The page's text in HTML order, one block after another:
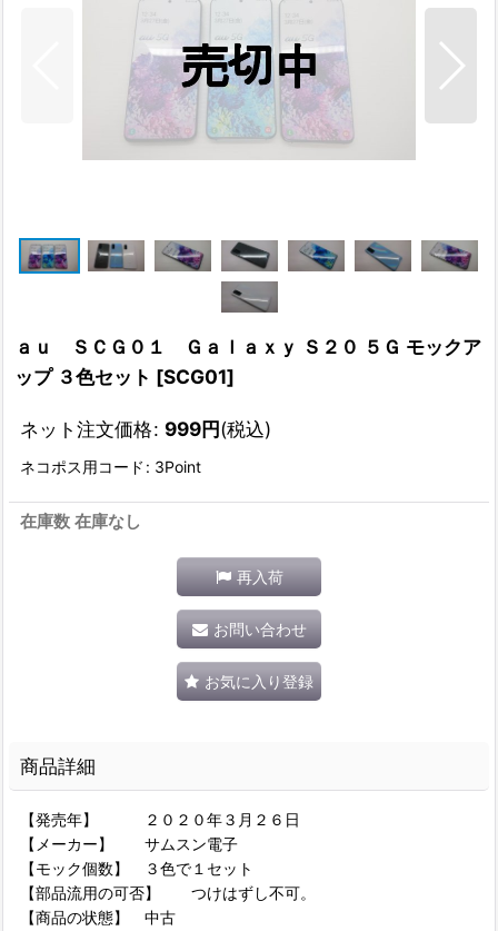
ａｕ ＳＣＧ０１ Ｇａｌａｘｙ Ｓ２０ ５Ｇ モックア
ップ ３色セット [SCG01]
ネット注文価格: 999円(税込)
ネコポス用コード : 3Point
在庫数 在庫なし
再入荷
お問い合わせ
お気に入り登録
商品詳細
【発売年】 ２０２０年３月２６日
【メーカー】 サムスン電子
【モック個数】 ３色で１セット
【部品流用の可否】 つけはずし不可。
【商品の状態】 中古